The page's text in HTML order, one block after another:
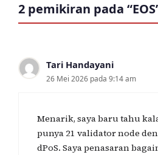
2 pemikiran pada
Tari Handayani
26 Mei 2026 pada 9:14 am
Menarik, saya baru tahu
punya 21 validator node
dPoS. Saya penasaran